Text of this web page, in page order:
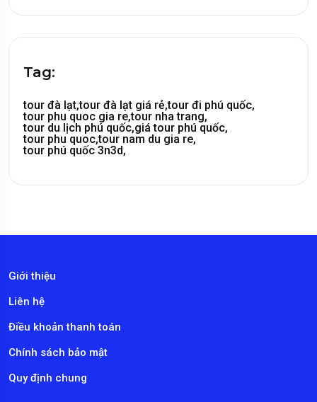
Tag:
tour đà lạt,tour đà lạt giá rẻ,tour đi phú quốc,
tour phu quoc gia re,tour nha trang,
tour du lịch phú quốc,giá tour phú quốc,
tour phu quoc,tour nam du gia re,
tour phú quốc 3n3d,
Giới thiệu
Liên hệ
Điều khoản thanh toán
Chính sách bảo mật
Quy định chung